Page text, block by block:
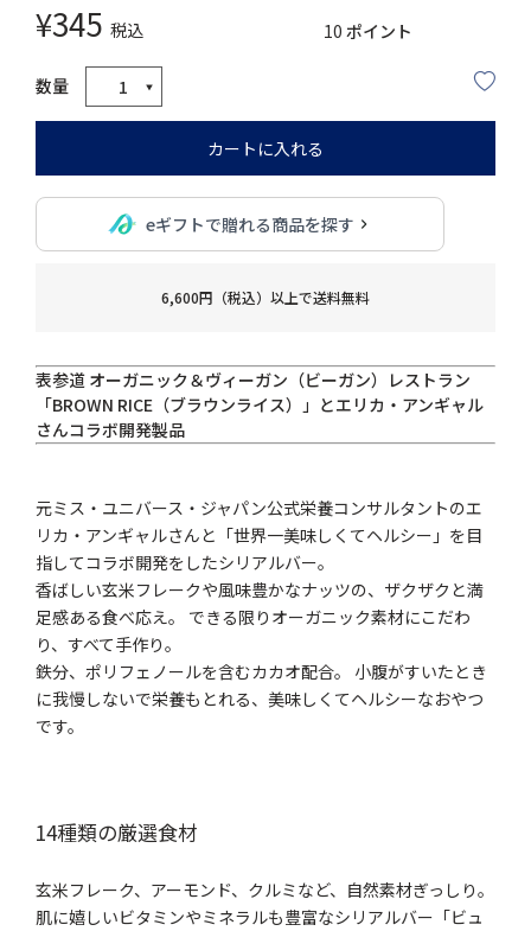
¥345 税込 10 ポイント
カートに入れる
eギフトで贈れる商品を探す
6,600円（税込）以上で送料無料
表参道 オーガニック＆ヴィーガン（ビーガン）レストラン
「BROWN RICE（ブラウンライス）」とエリカ・アンギャル
さんコラボ開発製品
元ミス・ユニバース・ジャパン公式栄養コンサルタントのエ
リカ・アンギャルさんと「世界一美味しくてヘルシー」を目
指してコラボ開発をしたシリアルバー。
香ばしい玄米フレークや風味豊かなナッツの、ザクザクと満
足感ある食べ応え。 できる限りオーガニック素材にこだわ
り、すべて手作り。
鉄分、ポリフェノールを含むカカオ配合。 小腹がすいたとき
に我慢しないで栄養もとれる、美味しくてヘルシーなおやつ
です。
14種類の厳選食材
玄米フレーク、アーモンド、クルミなど、自然素材ぎっしり。
肌に嬉しいビタミンやミネラルも豊富なシリアルバー「ビュ